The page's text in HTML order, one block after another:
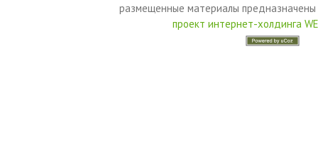
размещенные материалы
проект интернет-холдинга